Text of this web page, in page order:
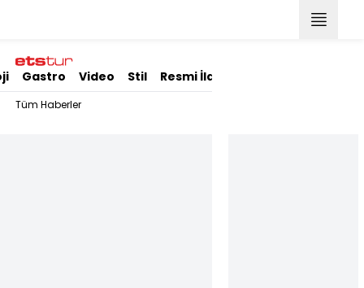
Gastro Video Stil Resmi İlanlar
Tüm Haberler